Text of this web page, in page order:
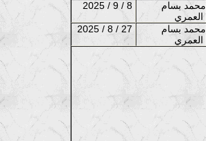
2025 / 9 / 8
محمد بسام
العمري
2025 / 8 / 27
محمد بسام